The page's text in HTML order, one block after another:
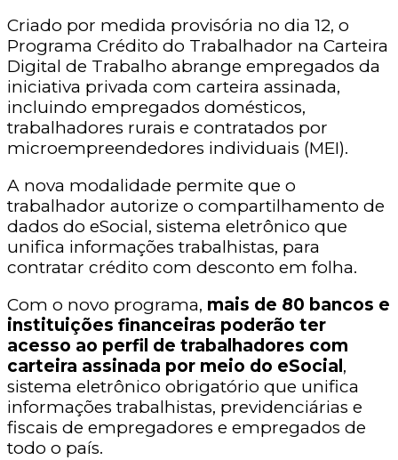
Criado por medida provisória no dia 12, o
Programa Crédito do Trabalhador na Carteira
Digital de Trabalho abrange empregados da
iniciativa privada com carteira assinada,
incluindo empregados domésticos,
trabalhadores rurais e contratados por
microempreendedores individuais (MEI).
A nova modalidade permite que o
trabalhador autorize o compartilhamento de
dados do eSocial, sistema eletrônico que
unifica informações trabalhistas, para
contratar crédito com desconto em folha.
Com o novo programa, mais de 80 bancos e
instituições financeiras poderão ter
acesso ao perfil de trabalhadores com
carteira assinada por meio do eSocial ,
sistema eletrônico obrigatório que unifica
informações trabalhistas, previdenciárias e
fiscais de empregadores e empregados de
todo o país.